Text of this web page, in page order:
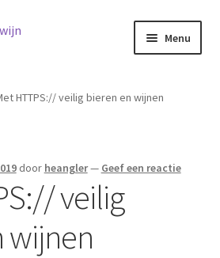
Menu
HTTPS:// veilig bieren en wijnen
door heangler— Geef een reactie
veilig
wijnen